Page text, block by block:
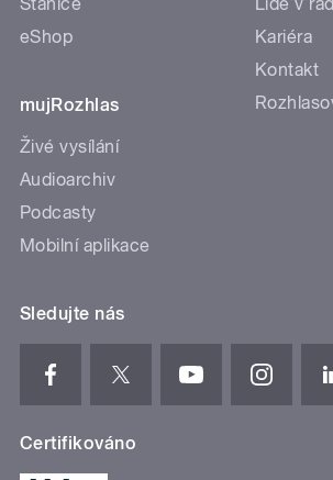
eShop
mujRozhlas
Živé vysílání
Audioarchiv
Podcasty
Mobilní aplikace
Kariéra
Kontakt
Sledujte nás
Certifikováno